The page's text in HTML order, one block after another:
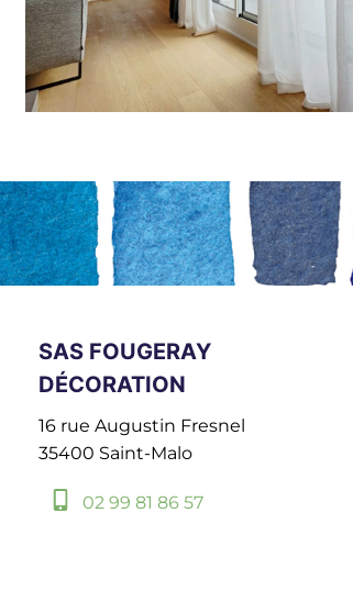
SAS FOUGERAY
DÉCORATION
16 rue Augustin Fresnel
35400 Saint-Malo
02 99 81 86 57